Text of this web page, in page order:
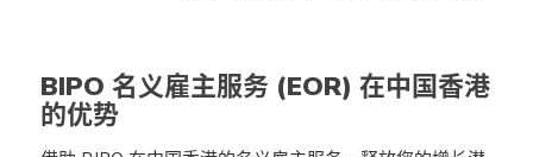
BIPO 名义雇主服务 (EOR) 在中国香港
的优势